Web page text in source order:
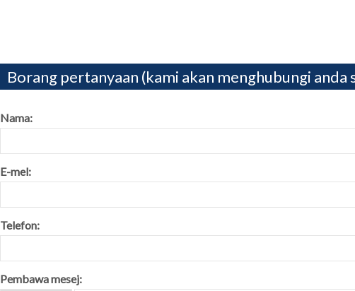
Borang pertanyaan (kami akan menghubungi anda
Nama:
E-mel:
Telefon:
Pembawa mesej: